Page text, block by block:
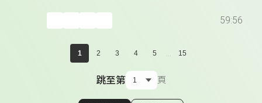
59:56
1 2 3 4 5 ... 15
跳至第 頁